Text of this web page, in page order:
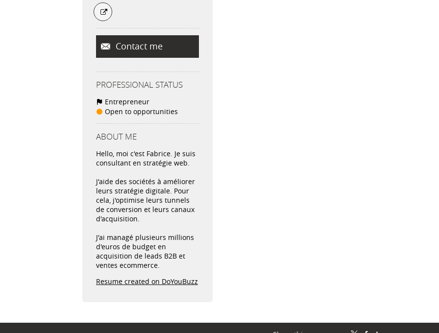
Contact me
PROFESSIONAL STATUS
Entrepreneur
Open to opportunities
ABOUT ME
Hello, moi c'est Fabrice. Je suis
consultant en stratégie web.
J'aide des sociétés à améliorer
leurs stratégie digitale. Pour
cela, j'optimise leurs tunnels
de conversion et leurs canaux
d'acquisition.
J'ai managé plusieurs millions
d'euros de budget en
acquisition de leads B2B et
ventes ecommerce.
Resume created on DoYouBuzz